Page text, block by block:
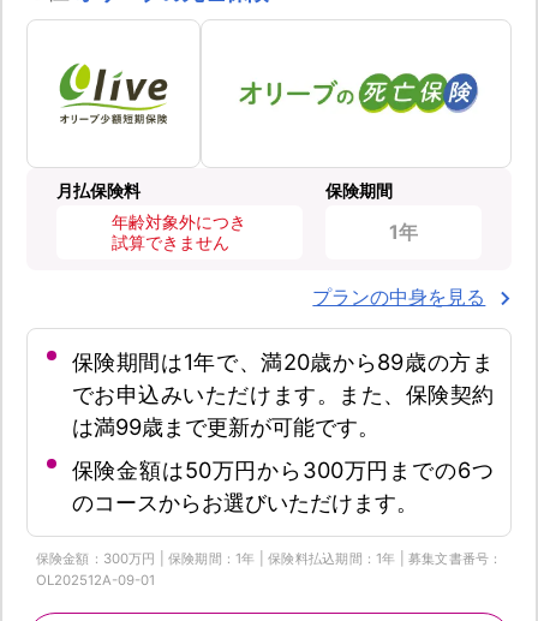
月払保険料
年齢対象外につき
試算できません
保険期間
1年
プランの中身を見る
保険期間は1年で、満20歳から89歳の方ま
でお申込みいただけます。また、保険契約
は満99歳まで更新が可能です。
保険金額は50万円から300万円までの6つ
のコースからお選びいただけます。
保険金額：300万円 | 保険期間：1年 | 保険料払込期間：1年 | 募集文書番号：
OL202512A-09-01